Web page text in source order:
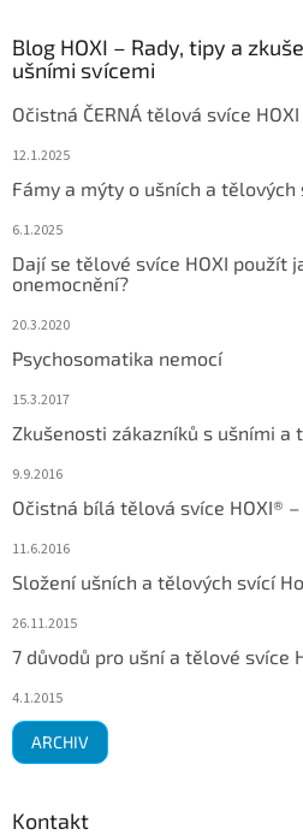
Blog HOXI – Rady, tipy a
ušními svícemi
Očistná ČERNÁ tělová svíce
12.1.2025
Fámy a mýty o ušních a tělových
6.1.2025
Dají se tělové svíce HOXI použít
onemocnění?
20.3.2020
Psychosomatika nemocí
15.3.2017
Zkušenosti zákazníků s ušními a
9.9.2016
Očistná bílá tělová svíce HOXI®
11.6.2016
Složení ušních a tělových svící
26.11.2015
7 důvodů pro ušní a tělové svíce
4.1.2015
ARCHIV
Kontakt